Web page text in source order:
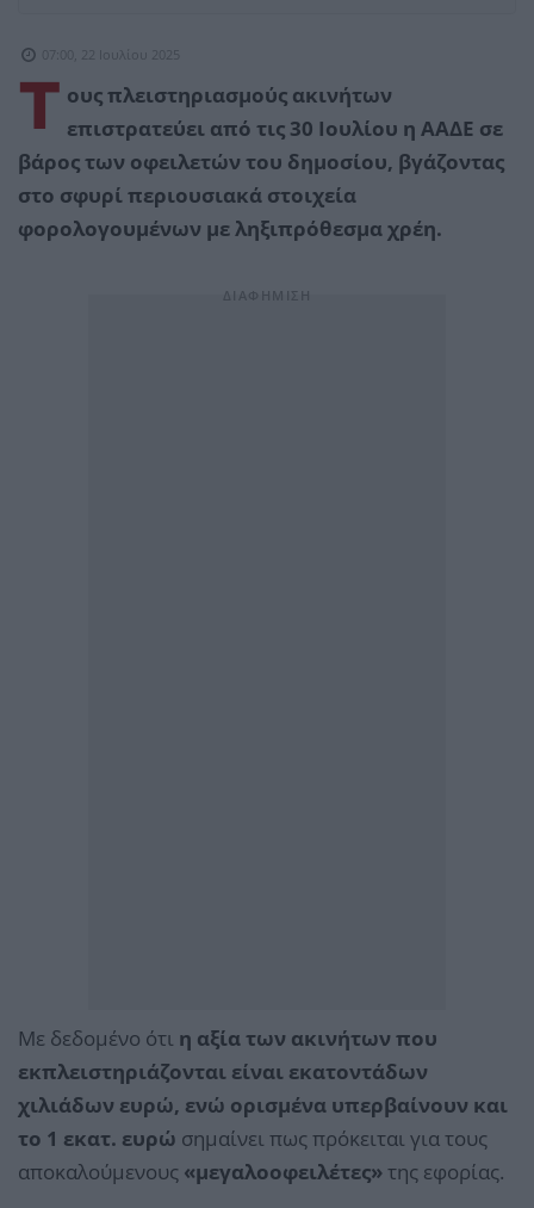
07:00, 22 Ιουλίου 2025
Τ ους πλειστηριασμούς ακινήτων
επιστρατεύει από τις 30 Ιουλίου η ΑΑΔΕ σε
βάρος των οφειλετών του δημοσίου, βγάζοντας
στο σφυρί περιουσιακά στοιχεία
φορολογουμένων με ληξιπρόθεσμα χρέη.
Με δεδομένο ότι η αξία των ακινήτων που
εκπλειστηριάζονται είναι εκατοντάδων
χιλιάδων ευρώ, ενώ ορισμένα υπερβαίνουν και
το 1 εκατ. ευρώ σημαίνει πως πρόκειται για τους
αποκαλούμενους «μεγαλοοφειλέτες»της εφορίας.